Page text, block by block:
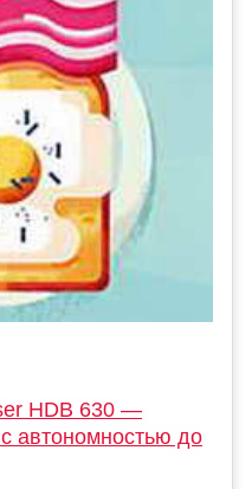
HDB 630 —
автономностью до